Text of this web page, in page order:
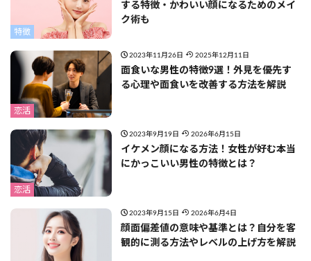
特徴
する特徴・かわいい顔になるためのメイ
ク術も
恋活
2023年11月26日 2025年12月11日
面食いな男性の特徴9選！外見を優先す
る心理や面食いを改善する方法を解説
恋活
2023年9月19日 2026年6月15日
イケメン顔になる方法！女性が好む本当
にかっこいい男性の特徴とは？
2023年9月15日 2026年6月4日
顔面偏差値の意味や基準とは？自分を客
観的に測る方法やレベルの上げ方を解説